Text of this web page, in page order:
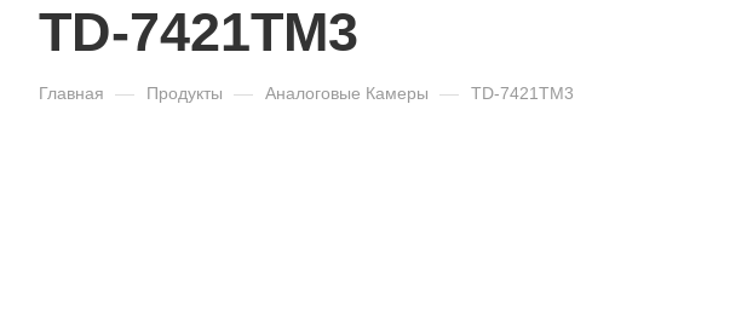
TD-7421TM3
Главная — Продукты — Аналоговые Камеры — TD-7421TM3